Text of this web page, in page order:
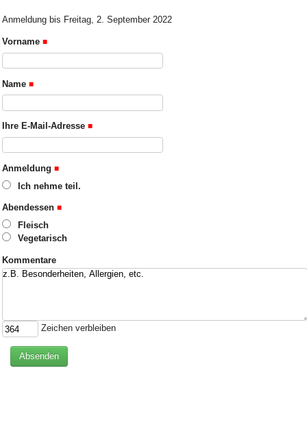
Anmeldung bis Freitag, 2. September 2022
Vorname
Name
Ihre E-Mail-Adresse
Anmeldung
Ich nehme teil.
Abendessen
Fleisch
Vegetarisch
Kommentare
Zeichen verbleiben